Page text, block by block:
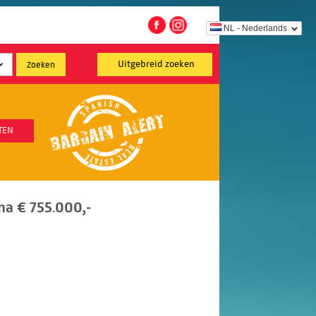
NL - Nederlands
Uitgebreid zoeken
€ 755.000,-